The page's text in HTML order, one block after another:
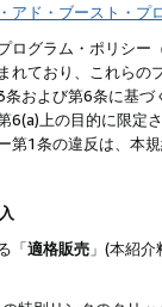
アド・ブースト・プ
ログラム・ポリシー
れており、これらの
および第6条に基
6(a)上の目的に限定
第1条の違反は、本
「適格販売 」(本紹